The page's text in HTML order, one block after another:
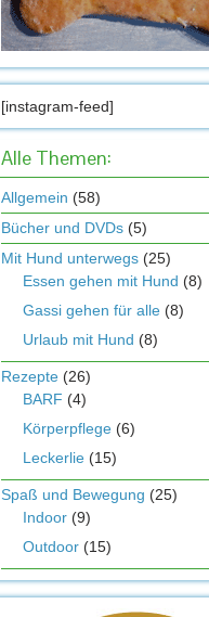
[instagram-feed]
Alle Themen:
Allgemein (58)
Bücher und DVDs (5)
Mit Hund unterwegs (25)
Essen gehen mit Hund (8)
Gassi gehen für alle (8)
Urlaub mit Hund (8)
Rezepte (26)
BARF (4)
Körperpflege (6)
Leckerlie (15)
Spaß und Bewegung (25)
Indoor (9)
Outdoor (15)